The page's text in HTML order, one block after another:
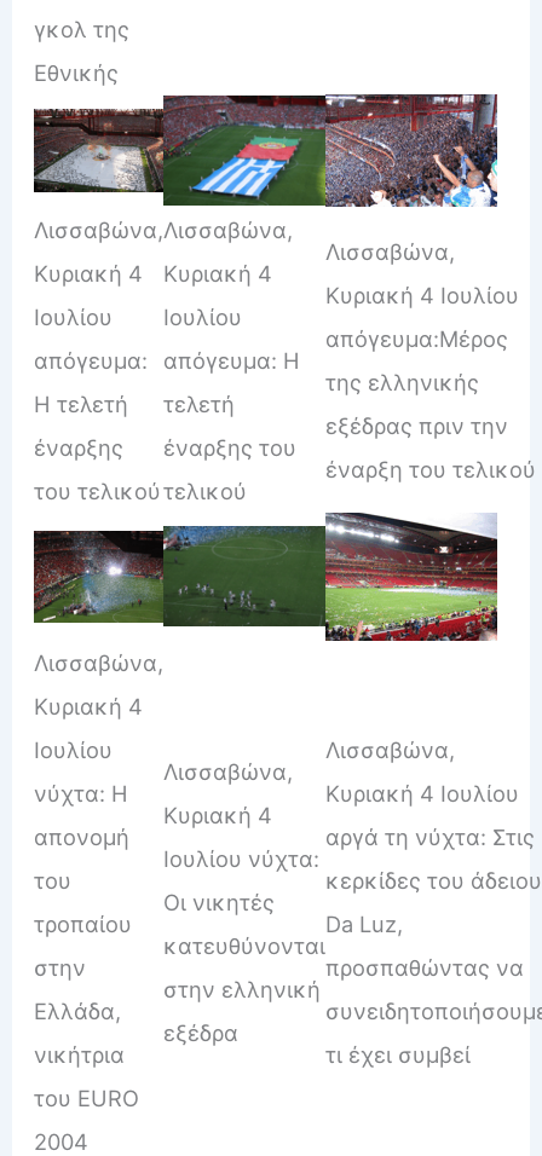
γκολ της
Εθνικής
Λισσαβώνα,
Κυριακή 4
Ιουλίου
απόγευμα:
Η τελετή
έναρξης
του τελικού
Λισσαβώνα,
Κυριακή 4
Ιουλίου
απόγευμα: Η
τελετή
έναρξης του
τελικού
Λισσαβώνα,
Κυριακή 4 Ιουλίου
απόγευμα:Μέρος
της ελληνικής
εξέδρας πριν την
έναρξη του τελικού
Λισσαβώνα,
Κυριακή 4
Ιουλίου
νύχτα: Η
απονομή
του
τροπαίου
στην
Ελλάδα,
νικήτρια
του EURO
2004
Λισσαβώνα,
Κυριακή 4
Ιουλίου νύχτα:
Οι νικητές
κατευθύνονται
στην ελληνική
εξέδρα
Λισσαβώνα,
Κυριακή 4 Ιουλίου
αργά τη νύχτα: Στις
κερκίδες του άδειου
Da Luz,
προσπαθώντας να
τι έχει συμβεί